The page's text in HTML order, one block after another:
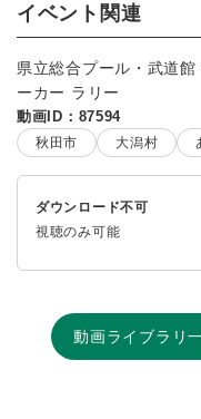
イベント関連
県立総合プール・武道
ーカー ラリー
動画ID：87594
秋田市 大潟村
ダウンロード不可
視聴のみ可能
動画ライブラリ